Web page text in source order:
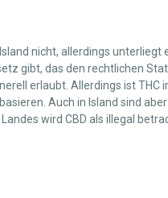
nicht, allerdings
gibt, das den rechtlichen
erlaubt. Allerdings ist
Auch in Island sind
wird CBD als illegal